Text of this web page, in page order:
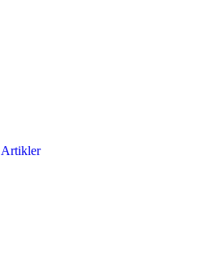
Artikler